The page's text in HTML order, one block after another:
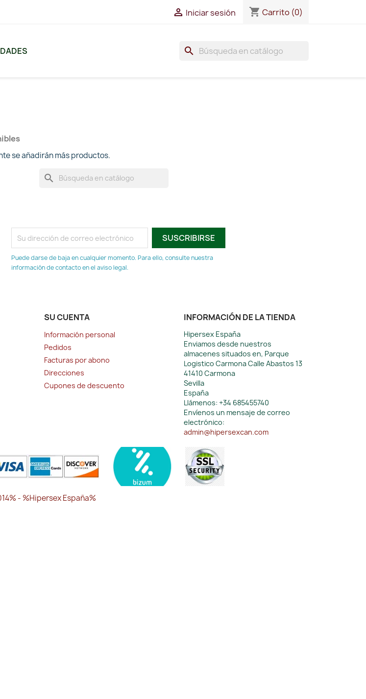
 Iniciar sesión shopping_cart Carrito (0)
search
se añadirán más productos.
search
Puede darse de baja en cualquier momento. Para ello, consulte nuestra
información de contacto en el aviso legal.
SU CUENTA
Información personal
Pedidos
Facturas por abono
Direcciones
Cupones de descuento
INFORMACIÓN DE LA TIENDA
Hipersex España
Enviamos desde nuestros
almacenes situados en, Parque
Logistico Carmona Calle Abastos 13
41410 Carmona
Sevilla
España
Llámenos: +34 685455740
Envíenos un mensaje de correo
electrónico:
admin@hipersexcan.com
- %Hipersex España%